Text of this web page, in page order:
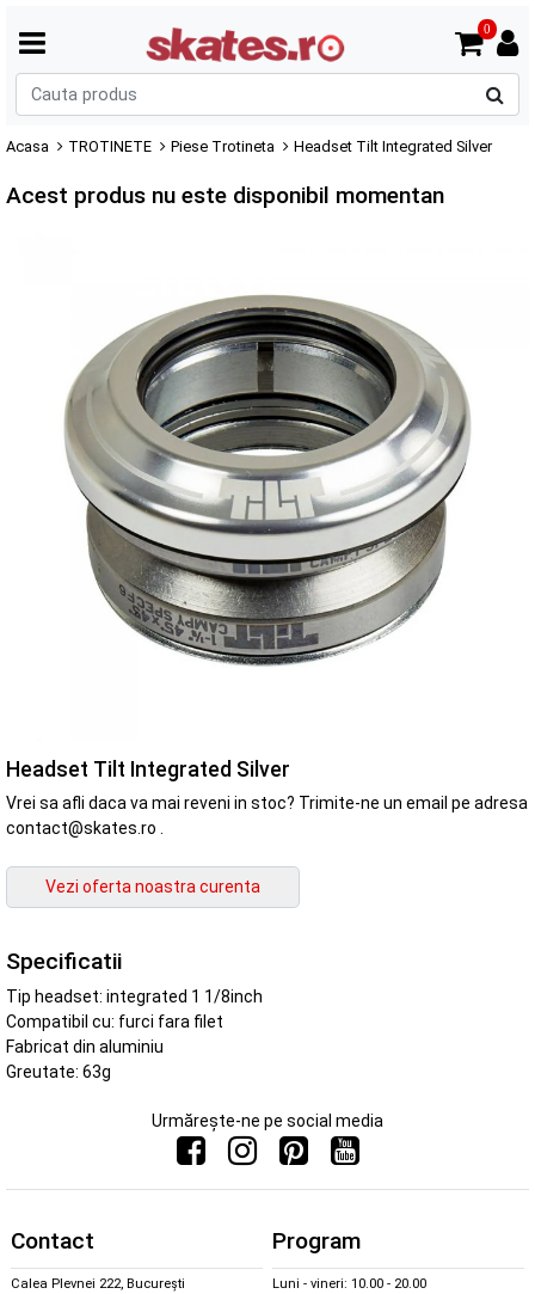
0
Acasa TROTINETE Piese Trotineta Headset Tilt Integrated Silver
Acest produs nu este disponibil momentan
Headset Tilt Integrated Silver
Vrei sa afli daca va mai reveni in stoc? Trimite-ne un email pe adresa
contact@skates.ro .
Specificatii
Tip headset: integrated 1 1/8inch
Compatibil cu: furci fara filet
Fabricat din aluminiu
Greutate: 63g
Urmărește-ne pe social media
Contact
Calea Plevnei 222, București
Program
Luni - vineri: 10.00 - 20.00